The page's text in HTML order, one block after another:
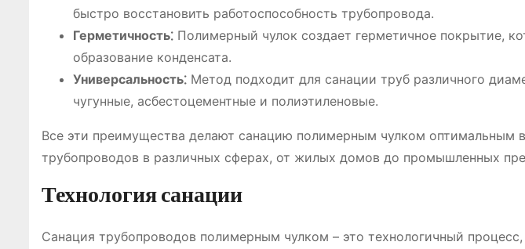
быстро восстановить работоспособность трубопровода.
Герметичность⁚ Полимерный чулок создает герметичное покрытие,
образование конденсата.
Универсальность⁚ Метод подходит для санации труб различного
чугунные, асбестоцементные и полиэтиленовые.
Все эти преимущества делают санацию полимерным чулком оптимальным
трубопроводов в различных сферах, от жилых домов до промышленных
Технология санации
Санация трубопроводов полимерным чулком – это технологичный